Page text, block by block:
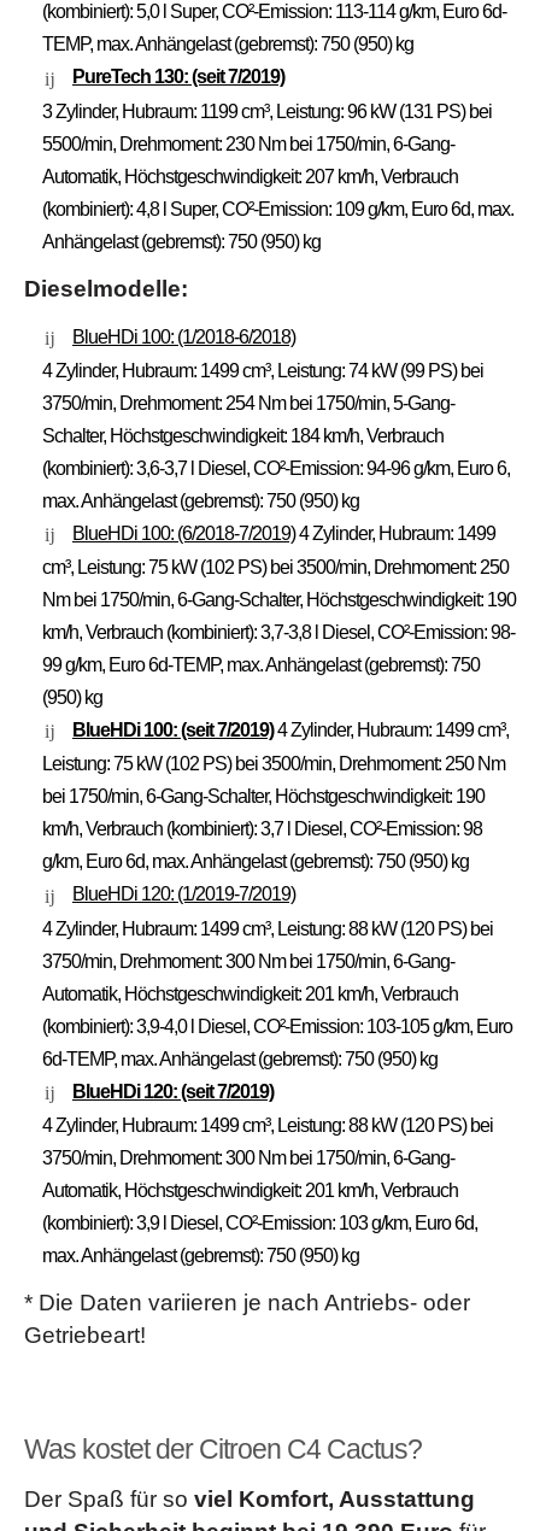
(kombiniert): 5,0 l Super, CO²-Emission: 113-114 g/km, Euro 6d-
TEMP, max. Anhängelast (gebremst): 750 (950) kg
PureTech 130:(seit 7/2019)
3 Zylinder, Hubraum: 1199 cm³, Leistung: 96 kW (131 PS) bei
5500/min, Drehmoment: 230 Nm bei 1750/min, 6-Gang-
Automatik, Höchstgeschwindigkeit: 207 km/h, Verbrauch
(kombiniert): 4,8 l Super, CO²-Emission: 109 g/km, Euro 6d, max.
Anhängelast (gebremst): 750 (950) kg
Dieselmodelle:
BlueHDi 100: (1/2018-6/2018)
4 Zylinder, Hubraum: 1499 cm³, Leistung: 74 kW (99 PS) bei
3750/min, Drehmoment: 254 Nm bei 1750/min, 5-Gang-
Schalter, Höchstgeschwindigkeit: 184 km/h, Verbrauch
(kombiniert): 3,6-3,7 l Diesel, CO²-Emission: 94-96 g/km, Euro 6,
max. Anhängelast (gebremst): 750 (950) kg
BlueHDi 100: (6/2018-7/2019)4 Zylinder, Hubraum: 1499
cm³, Leistung: 75 kW (102 PS) bei 3500/min, Drehmoment: 250
Nm bei 1750/min, 6-Gang-Schalter, Höchstgeschwindigkeit: 190
km/h, Verbrauch (kombiniert): 3,7-3,8 l Diesel, CO²-Emission: 98-
99 g/km, Euro 6d-TEMP, max. Anhängelast (gebremst): 750
(950) kg
BlueHDi 100: (seit 7/2019)4 Zylinder, Hubraum: 1499 cm³,
Leistung: 75 kW (102 PS) bei 3500/min, Drehmoment: 250 Nm
bei 1750/min, 6-Gang-Schalter, Höchstgeschwindigkeit: 190
km/h, Verbrauch (kombiniert): 3,7 l Diesel, CO²-Emission: 98
g/km, Euro 6d, max. Anhängelast (gebremst): 750 (950) kg
BlueHDi 120: (1/2019-7/2019)
4 Zylinder, Hubraum: 1499 cm³, Leistung: 88 kW (120 PS) bei
3750/min, Drehmoment: 300 Nm bei 1750/min, 6-Gang-
Automatik, Höchstgeschwindigkeit: 201 km/h, Verbrauch
(kombiniert): 3,9-4,0 l Diesel, CO²-Emission: 103-105 g/km, Euro
6d-TEMP, max. Anhängelast (gebremst): 750 (950) kg
BlueHDi 120: (seit 7/2019)
4 Zylinder, Hubraum: 1499 cm³, Leistung: 88 kW (120 PS) bei
3750/min, Drehmoment: 300 Nm bei 1750/min, 6-Gang-
Automatik, Höchstgeschwindigkeit: 201 km/h, Verbrauch
(kombiniert): 3,9 l Diesel, CO²-Emission: 103 g/km, Euro 6d,
max. Anhängelast (gebremst): 750 (950) kg
* Die Daten variieren je nach Antriebs- oder
Getriebeart!
Was kostet der Citroen C4 Cactus?
Der Spaß für so viel Komfort, Ausstattung